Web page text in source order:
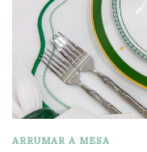
ARRUMAR A MESA